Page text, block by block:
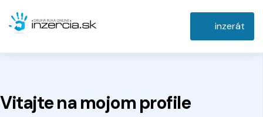
inzerát
Vitajte na mojom profile